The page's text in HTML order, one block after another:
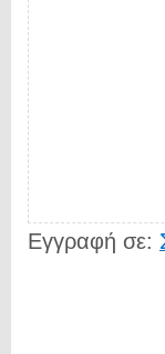
Εγγραφή σε: